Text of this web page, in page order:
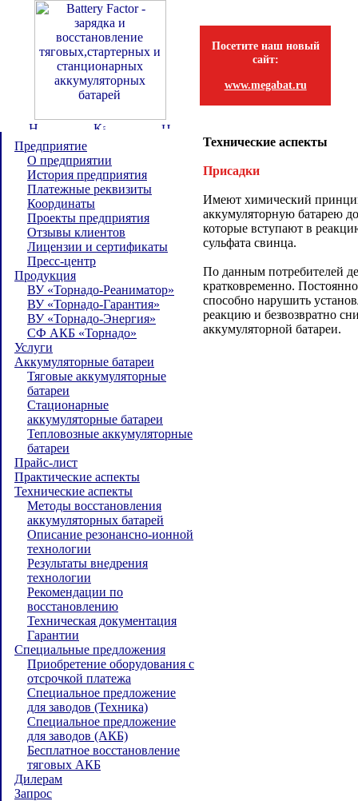
Посетите наш новый
сайт:
www.megabat.ru
Предприятие
О предприятии
История предприятия
Платежные реквизиты
Координаты
Проекты предприятия
Отзывы клиентов
Лицензии и сертификаты
Пресс-центр
Продукция
ВУ «Торнадо-Реаниматор»
ВУ «Торнадо-Гарантия»
ВУ «Торнадо-Энергия»
СФ АКБ «Торнадо»
Услуги
Аккумуляторные батареи
Тяговые аккумуляторные
батареи
Стационарные
аккумуляторные батареи
Тепловозные аккумуляторные
батареи
Прайс-лист
Практические аспекты
Технические аспекты
Методы восстановления
аккумуляторных батарей
Описание резонансно-ионной
технологии
Результаты внедрения
технологии
Рекомендации по
восстановлению
Техническая документация
Гарантии
Специальные предложения
Приобретение оборудования с
отсрочкой платежа
Специальное предложение
для заводов (Техника)
Специальное предложение
для заводов (АКБ)
Бесплатное восстановление
тяговых АКБ
Дилерам
Запрос
Технические аспекты
Присадки
Имеют химический
аккумуляторную батарею
которые вступают в
сульфата свинца.
По данным потребителей
кратковременно.
способно нарушить
реакцию и безвозвратно
аккумуляторной батареи.